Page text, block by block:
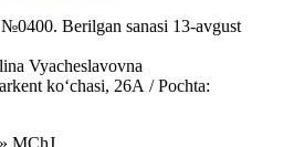
Berilgan sanasi 13-avgust
Vyacheslavovna
ko‘chasi, 26А / Pochta: